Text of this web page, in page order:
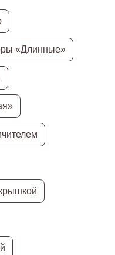
«Длинные»